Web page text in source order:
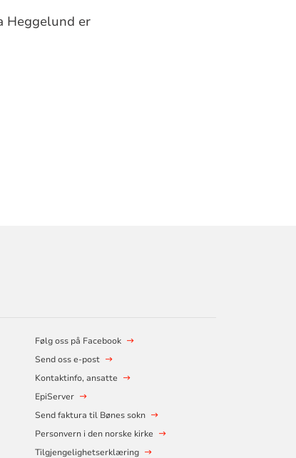
Heggelund er
Følg oss på Facebook
Send oss e-post
Kontaktinfo, ansatte
EpiServer
Send faktura til Bønes sokn
Personvern i den norske kirke
Tilgjengelighetserklæring